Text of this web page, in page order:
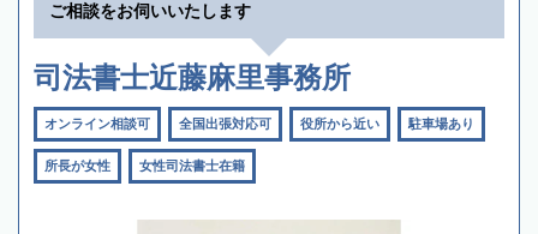
ご相談をお伺いいたします
司法書士近藤麻里事務所
オンライン相談可 全国出張対応可 役所から近い 駐車場あり
所長が女性 女性司法書士在籍